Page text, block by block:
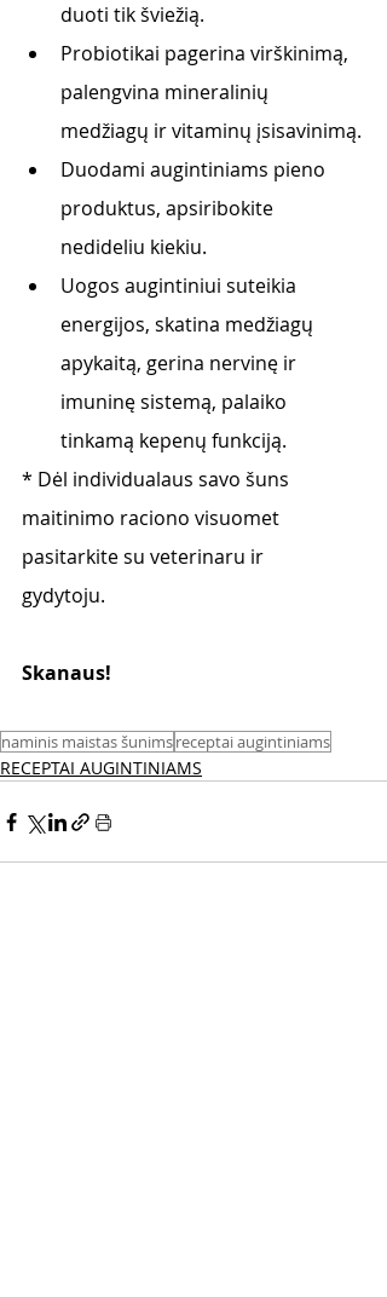
duoti tik šviežią.
Probiotikai pagerina virškinimą,
palengvina mineralinių
medžiagų ir vitaminų įsisavinimą.
Duodami augintiniams pieno
produktus, apsiribokite
nedideliu kiekiu.
Uogos augintiniui suteikia
energijos, skatina medžiagų
apykaitą, gerina nervinę ir
imuninę sistemą, palaiko
tinkamą kepenų funkciją.
* Dėl individualaus savo šuns
maitinimo raciono visuomet
pasitarkite su veterinaru ir
gydytoju.
Skanaus!
naminis maistas šunimsreceptai augintiniams
RECEPTAI AUGINTINIAMS